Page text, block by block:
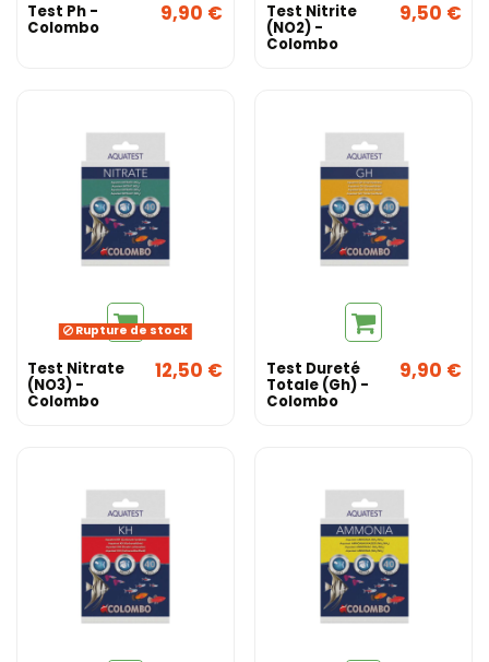
Test Ph -
Colombo
9,90 € Test Nitrite
(NO2) -
Colombo
9,50 €
Rupture de stock
Test Nitrate
(NO3) -
Colombo
12,50 € Test Dureté
Totale (Gh) -
Colombo
9,90 €